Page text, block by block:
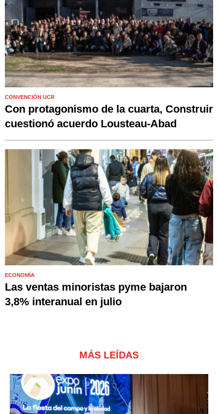
CONVENCIÓN UCR
Con protagonismo de la cuarta, Construir
cuestionó acuerdo Lousteau-Abad
ECONOMÍA
Las ventas minoristas pyme bajaron
3,8% interanual en julio
MÁS LEÍDAS